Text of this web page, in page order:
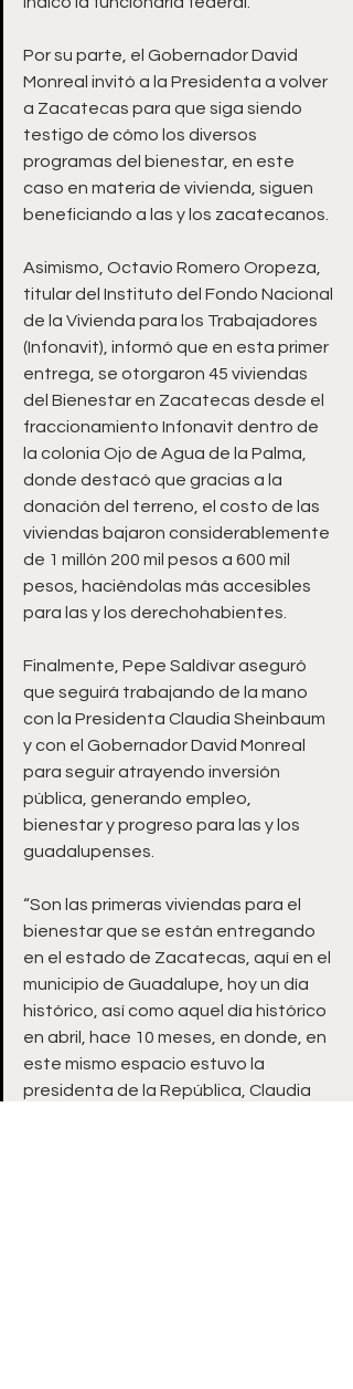
Por su parte, el Gobernador David
Monreal invitó a la Presidenta a volver
a Zacatecas para que siga siendo
testigo de cómo los diversos
programas del bienestar, en este
caso en materia de vivienda, siguen
beneficiando a las y los zacatecanos.
Asimismo, Octavio Romero Oropeza,
titular del Instituto del Fondo Nacional
de la Vivienda para los Trabajadores
(Infonavit), informó que en esta primer
entrega, se otorgaron 45 viviendas
del Bienestar en Zacatecas desde el
fraccionamiento Infonavit dentro de
la colonia Ojo de Agua de la Palma,
donde destacó que gracias a la
donación del terreno, el costo de las
viviendas bajaron considerablemente
de 1 millón 200 mil pesos a 600 mil
pesos, haciéndolas más accesibles
para las y los derechohabientes.
Finalmente, Pepe Saldívar aseguró
que seguirá trabajando de la mano
con la Presidenta Claudia Sheinbaum
y con el Gobernador David Monreal
para seguir atrayendo inversión
pública, generando empleo,
bienestar y progreso para las y los
guadalupenses.
“Son las primeras viviendas para el
bienestar que se están entregando
en el estado de Zacatecas, aquí en el
municipio de Guadalupe, hoy un día
histórico, así como aquel día histórico
en abril, hace 10 meses, en donde, en
este mismo espacio estuvo la
presidenta de la República, Claudia